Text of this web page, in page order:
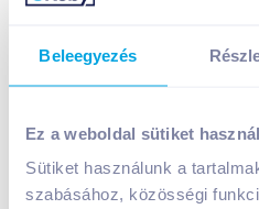
Beleegyezés
Ez a weboldal sütiket használ
Sütiket használunk a
szabásához, közösségi
Cerbona Sport Slim
319Ft
Egységár: 9
Nettó eladási ár: